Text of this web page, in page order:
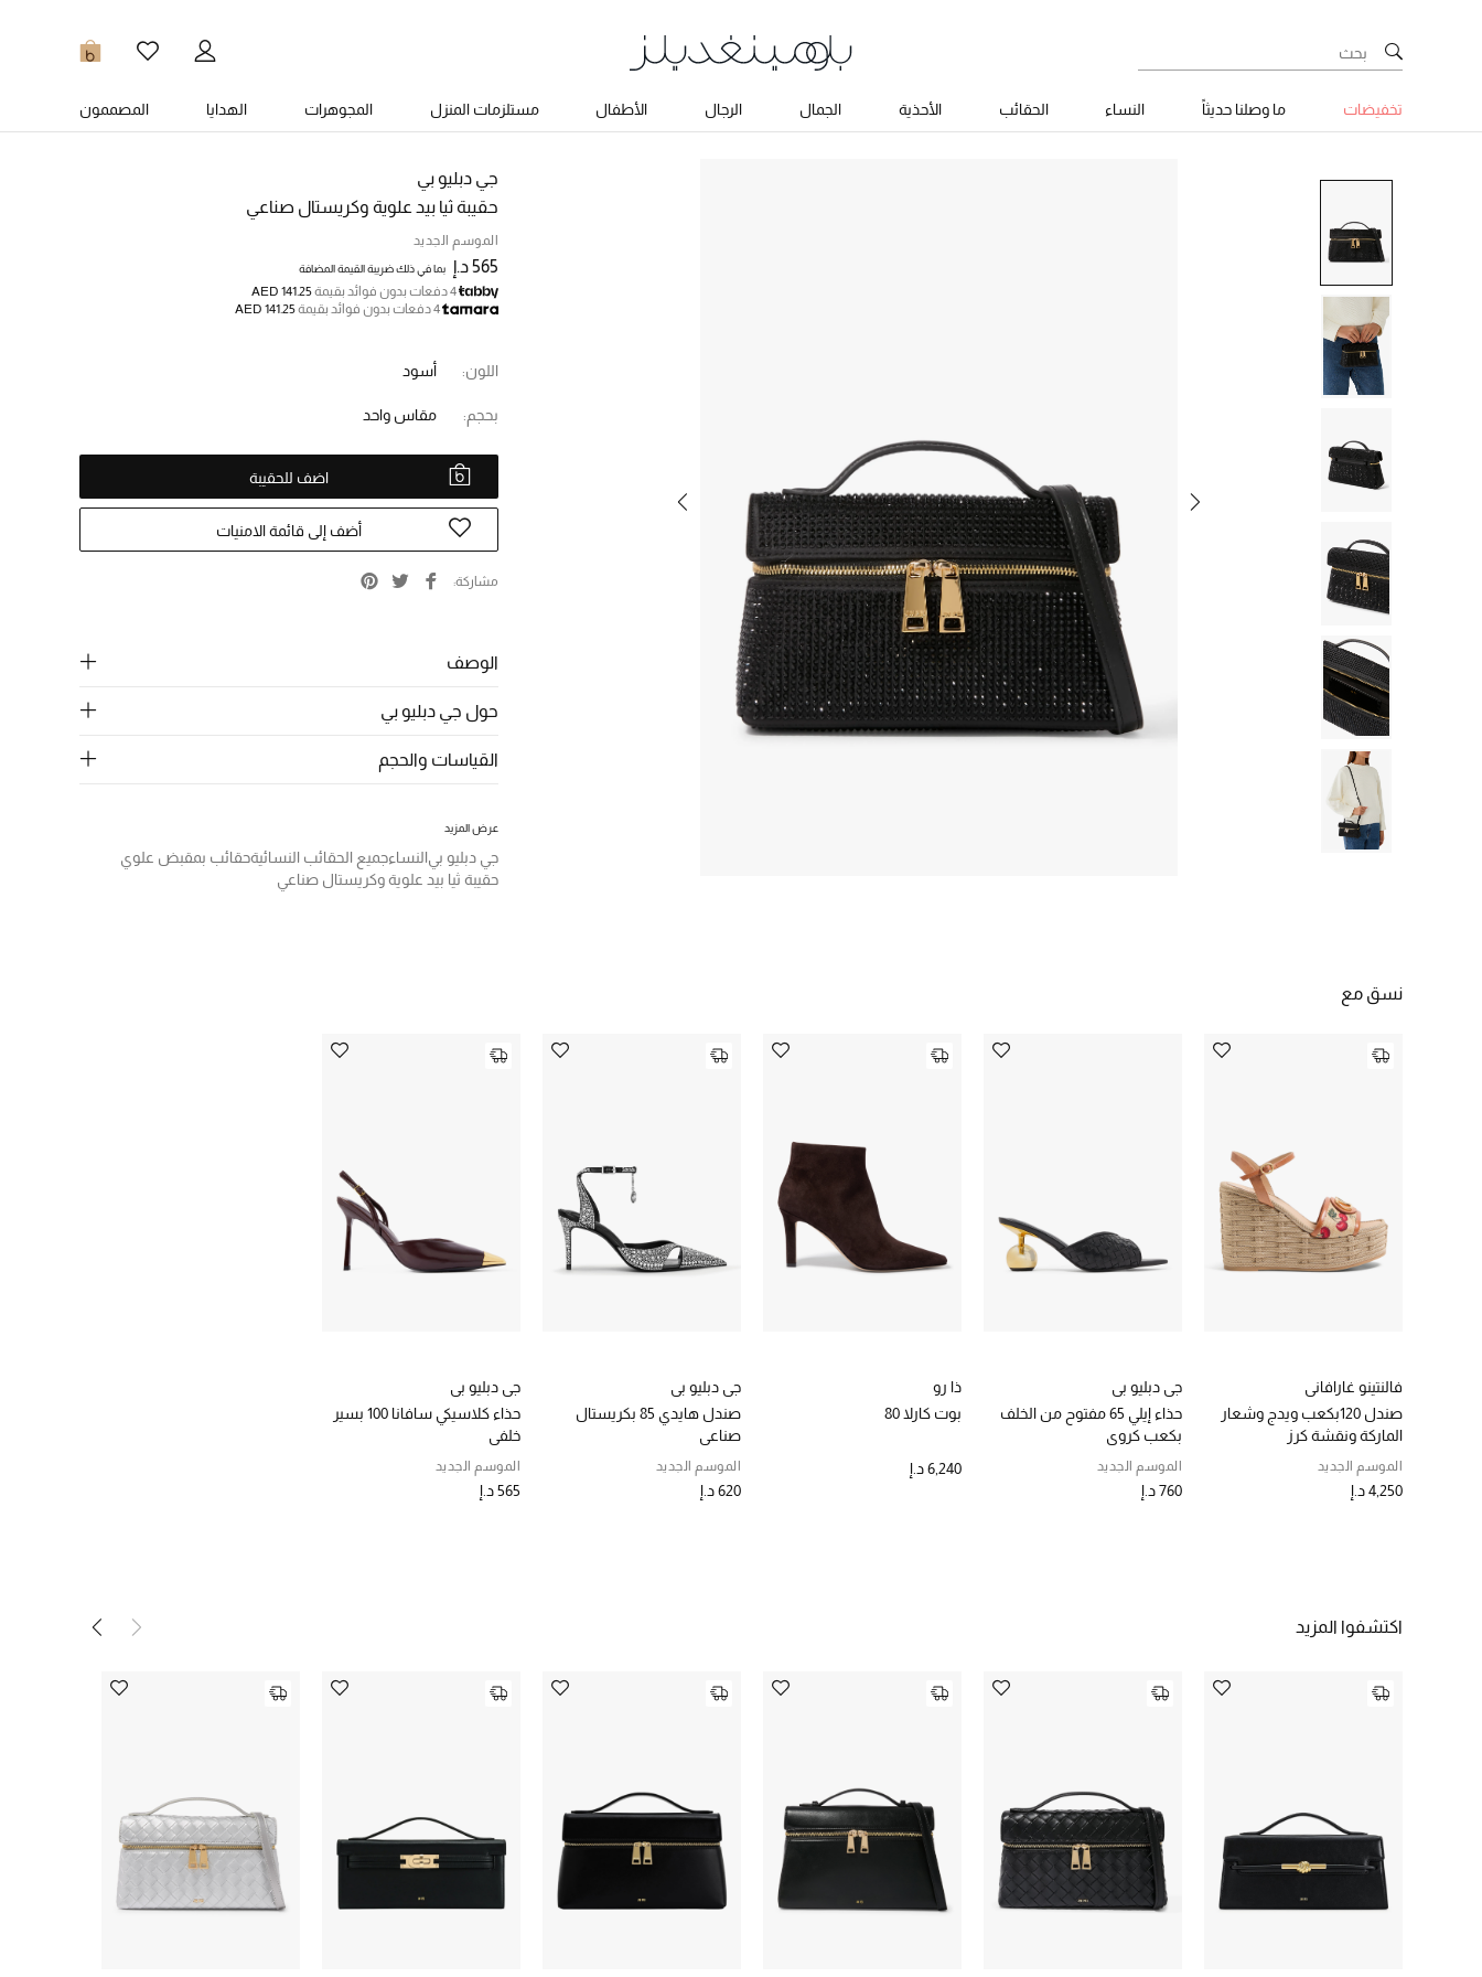
0
تخفيضات ما وصلنا حديثاً النساء الحقائب الأحذية الجمال الرجال الأطفال مستلزمات المنزل المجوهرات الهدايا المصممون
جي دبليو بي
حقيبة ثيا بيد علوية وكريستال صناعي
الموسم الجديد
565 د.إ بما في ذلك ضريبة القيمة المضافة
4 دفعات بدون فوائد بقيمة
AED 141.25
4 دفعات بدون فوائد بقيمة
AED 141.25
اللون: أسود
بحجم: مقاس واحد
اضف للحقيبة
أضف إلى قائمة الامنيات
مشاركة
الوصف
حول جي دبليو بي
القياسات والحجم
عرض المزيد
جي دبليو بيالنساءجميع الحقائب النسائيةحقائب بمقبض علوي
حقيبة ثيا بيد علوية وكريستال صناعي
نسق مع
فالنتينو غارافاني
صندل 120بكعب ويدج وشعار
الماركة ونقشة كرز
الموسم الجديد
4,250 د.إ
جي دبليو بي
حذاء إيلي 65 مفتوح من الخلف
بكعب كروي
الموسم الجديد
760 د.إ
ذا رو
بوت كارلا 80
6,240 د.إ
جي دبليو بي
صندل هايدي 85 بكريستال
صناعي
الموسم الجديد
620 د.إ
جي دبليو بي
حذاء كلاسيكي سافانا 100 بسير
خلفي
الموسم الجديد
565 د.إ
اكتشفوا المزيد